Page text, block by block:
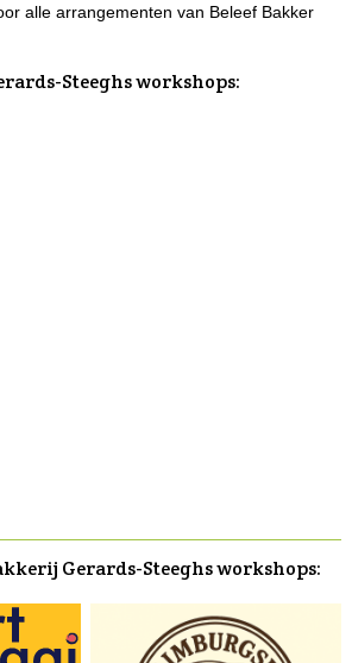
alle arrangementen van Beleef Bakker
Steeghs workshops:
Gerards-Steeghs workshops: